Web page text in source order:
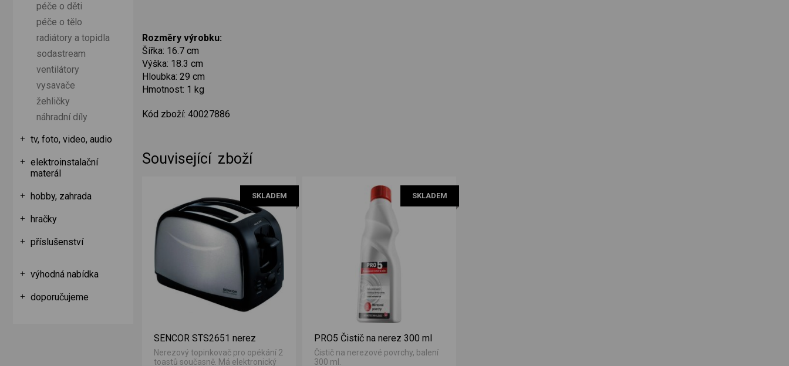
Rozměry výrobku:
Šířka: 16.7 cm
Výška: 18.3 cm
Hloubka: 29 cm
Hmotnost: 1 kg
Kód zboží: 40027886
Související zboží
SKLADEM
SENCOR STS2651 nerez
Nerezový topinkovač pro opékání 2
toastů současně. Má elektronický
SKLADEM
PRO5 Čistič na nerez 300 ml
Čistič na nerezové povrchy, balení
300 ml.
péče o děti
péče o tělo
radiátory a topidla
sodastream
ventilátory
vysavače
žehličky
náhradní díly
tv, foto, video, audio
elektroinstalační
materál
hobby, zahrada
hračky
příslušenství
výhodná nabídka
doporučujeme